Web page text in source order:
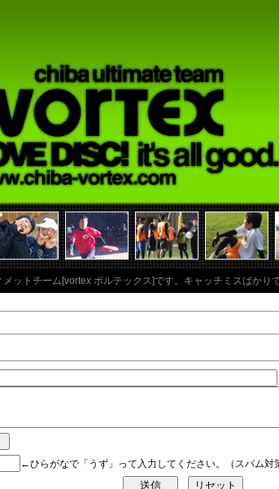
ットチーム[vortex ボルテックス]です。キャッチミスばかり
←ひらがなで「うず」って入力してください。（スパム対